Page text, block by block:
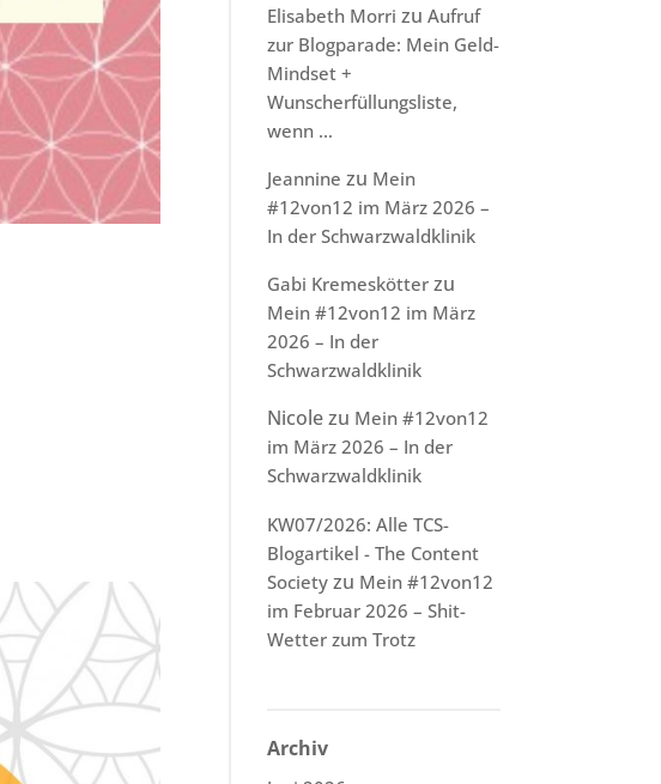
Elisabeth Morri zuAufruf
zur Blogparade: Mein Geld-
Mindset +
Wunscherfüllungsliste,
wenn …
Jeannine zu Mein
#12von12 im März 2026 –
In der Schwarzwaldklinik
Gabi Kremeskötter zu
Mein #12von12 im März
2026 – In der
Schwarzwaldklinik
Nicolezu Mein #12von12
im März 2026 – In der
Schwarzwaldklinik
KW07/2026: Alle TCS-
Blogartikel - The Content
Society zu Mein #12von12
im Februar 2026 – Shit-
Wetter zum Trotz
Archiv